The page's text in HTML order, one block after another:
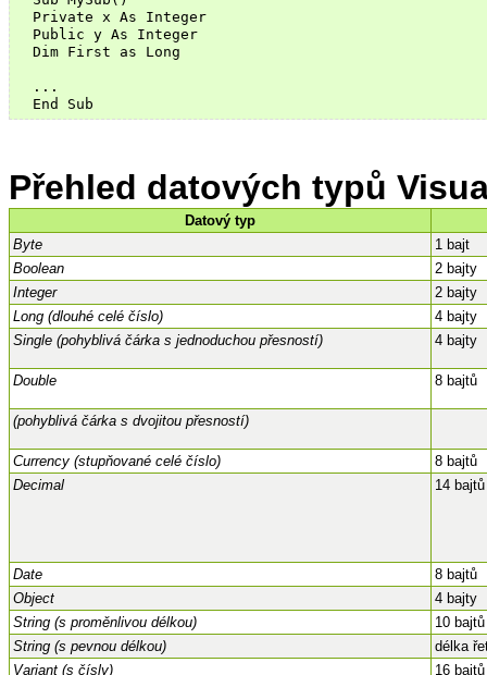
  Private x As Integer
  Public y As Integer
  Dim First as Long
  ...
Přehled datových typů
Datový typ
Byte
1 bajt
Boolean
2 bajty
Integer
2 bajty
Long (dlouhé celé číslo)
4 bajty
Single (pohyblivá čárka s jednoduchou přesností)
4 bajty
Double 8 bajtů
(pohyblivá čárka s dvojitou přesností)
Currency (stupňované celé číslo)
8 bajtů
Decimal
14 bajtů
Date
8 bajtů
Object
4 bajty
String (s proměnlivou délkou)
10
String (s pevnou délkou)
délka
Variant (s čísly)
16 bajtů